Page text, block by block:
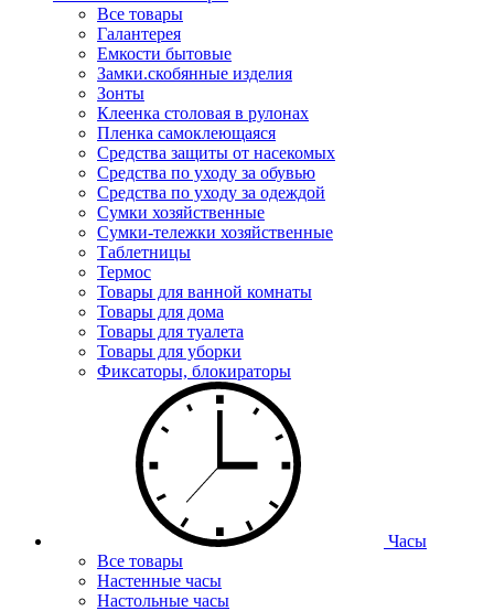
Все товары
Галантерея
Емкости бытовые
Замки.скобянные изделия
Зонты
Клеенка столовая в рулонах
Пленка самоклеющаяся
Средства защиты от насекомых
Средства по уходу за обувью
Средства по уходу за одеждой
Сумки хозяйственные
Сумки-тележки хозяйственные
Таблетницы
Термос
Товары для ванной комнаты
Товары для дома
Товары для туалета
Товары для уборки
Фиксаторы, блокираторы
Часы
Все товары
Настенные часы
Настольные часы